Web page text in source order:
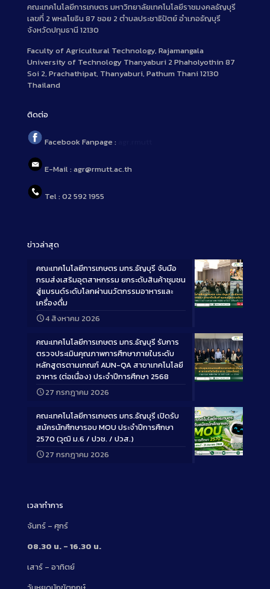
คณะเทคโนโลยีการเกษตร มหาวิทยาลัยเทคโนโลยีราชมงคลธัญบุรี
เลขที่ 2 พหลโยธิน 87 ซอย 2 ตำบลประชาธิปัตย์ อำเภอธัญบุรี
จังหวัดปทุมธานี 12130
Faculty of Agricultural Technology, Rajamangala
University of Technology Thanyaburi 2 Phaholyothin 87
Soi 2, Prachathipat, Thanyaburi, Pathum Thani 12130
Thailand
ติดต่อ
Facebook Fanpage :
E-Mail : agr@rmutt.ac.th
Tel : 02 592 1955
ข่าวล่าสุด
Long
คณะเทคโนโลยีการเกษตร มทร.ธัญบุรี จับมือ
กรมส่งเสริมอุตสาหกรรม ยกระดับสินค้าชุมชน
สู่แบรนด์ระดับโลกผ่านนวัตกรรมอาหารและ
เครื่องดื่ม
4 สิงหาคม 2026
Long
คณะเทคโนโลยีการเกษตร มทร.ธัญบุรี รับการ
ตรวจประเมินคุณภาพการศึกษาภายในระดับ
หลักสูตรตามเกณฑ์ AUN-QA สาขาเทคโนโลยี
อาหาร (ต่อเนื่อง) ประจำปีการศึกษา 2568
27 กรกฎาคม 2026
Long
คณะเทคโนโลยีการเกษตร มทร.ธัญบุรี เปิดรับ
สมัครนักศึกษารอบ MOU ประจำปีการศึกษา
2570 (วุฒิ ม.6 / ปวช. / ปวส.)
27 กรกฎาคม 2026
เวลาทำการ
จันทร์ – ศุกร์
08.30 น. – 16.30 น.
เสาร์ – อาทิตย์